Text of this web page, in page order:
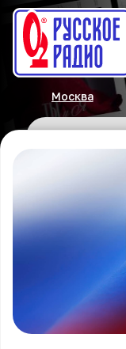
Москва